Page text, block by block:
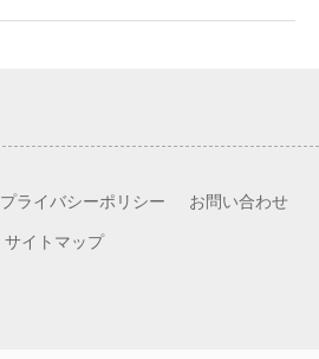
プライバシーポリシー お問い合わせ
サイトマップ